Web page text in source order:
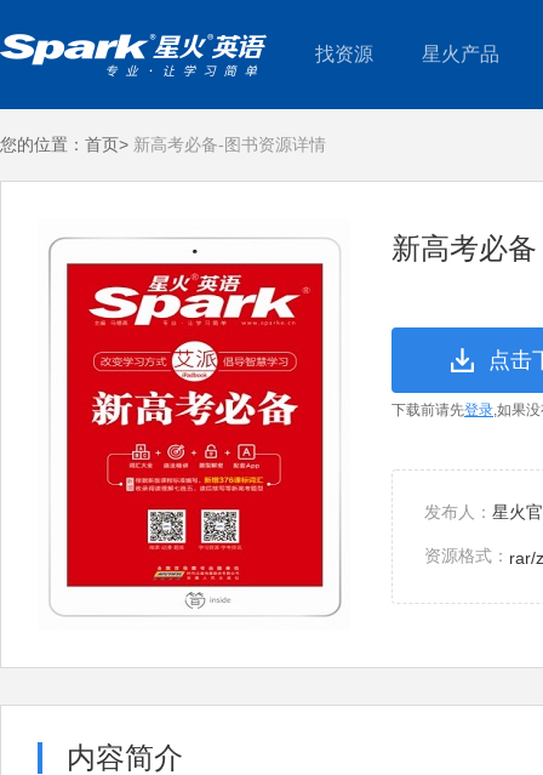
找资源 星火产品
您的位置： 首页> 新高考必备-图书资源详情
新高考必备
点击
下载前请先登录,如果
发布人： 星火
资源格式： rar/
内容简介